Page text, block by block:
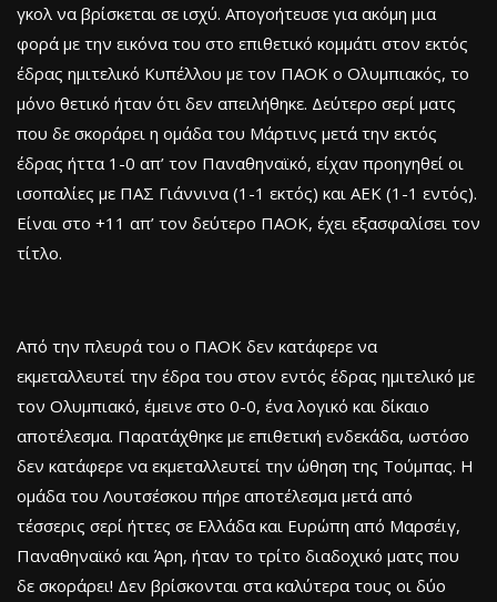
γκολ να βρίσκεται σε ισχύ. Απογοήτευσε για ακόμη μια
φορά με την εικόνα του στο επιθετικό κομμάτι στον εκτός
έδρας ημιτελικό Κυπέλλου με τον ΠΑΟΚ ο Ολυμπιακός, το
μόνο θετικό ήταν ότι δεν απειλήθηκε. Δεύτερο σερί ματς
που δε σκοράρει η ομάδα του Μάρτινς μετά την εκτός
έδρας ήττα 1-0 απ’ τον Παναθηναϊκό, είχαν προηγηθεί οι
ισοπαλίες με ΠΑΣ Γιάννινα (1-1 εκτός) και ΑΕΚ (1-1 εντός).
Είναι στο +11 απ’ τον δεύτερο ΠΑΟΚ, έχει εξασφαλίσει τον
τίτλο.
Από την πλευρά του ο ΠΑΟΚ δεν κατάφερε να
εκμεταλλευτεί την έδρα του στον εντός έδρας ημιτελικό με
τον Ολυμπιακό, έμεινε στο 0-0, ένα λογικό και δίκαιο
αποτέλεσμα. Παρατάχθηκε με επιθετική ενδεκάδα, ωστόσο
δεν κατάφερε να εκμεταλλευτεί την ώθηση της Τούμπας. Η
ομάδα του Λουτσέσκου πήρε αποτέλεσμα μετά από
τέσσερις σερί ήττες σε Ελλάδα και Ευρώπη από Μαρσέιγ,
Παναθηναϊκό και Άρη, ήταν το τρίτο διαδοχικό ματς που
δε σκοράρει! Δεν βρίσκονται στα καλύτερα τους οι δύο